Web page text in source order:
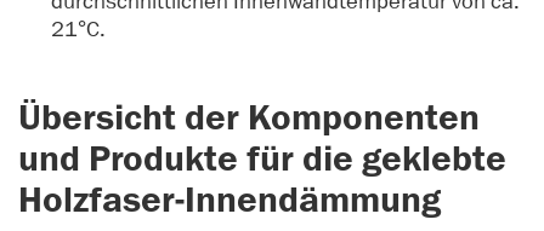
21°C.
Übersicht der Komponenten
und Produkte für die geklebte
Holzfaser-Innendämmung